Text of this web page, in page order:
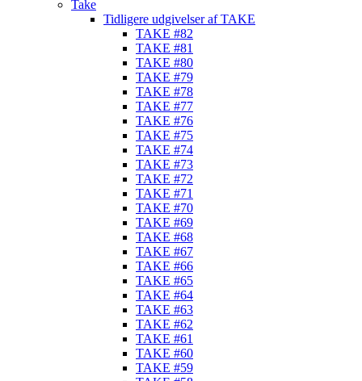
Take
Tidligere udgivelser af TAKE
TAKE #82
TAKE #81
TAKE #80
TAKE #79
TAKE #78
TAKE #77
TAKE #76
TAKE #75
TAKE #74
TAKE #73
TAKE #72
TAKE #71
TAKE #70
TAKE #69
TAKE #68
TAKE #67
TAKE #66
TAKE #65
TAKE #64
TAKE #63
TAKE #62
TAKE #61
TAKE #60
TAKE #59